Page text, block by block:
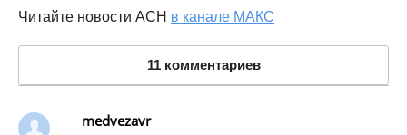
Читайте новости АСН в канале МАКС
11 комментариев
medvezavr